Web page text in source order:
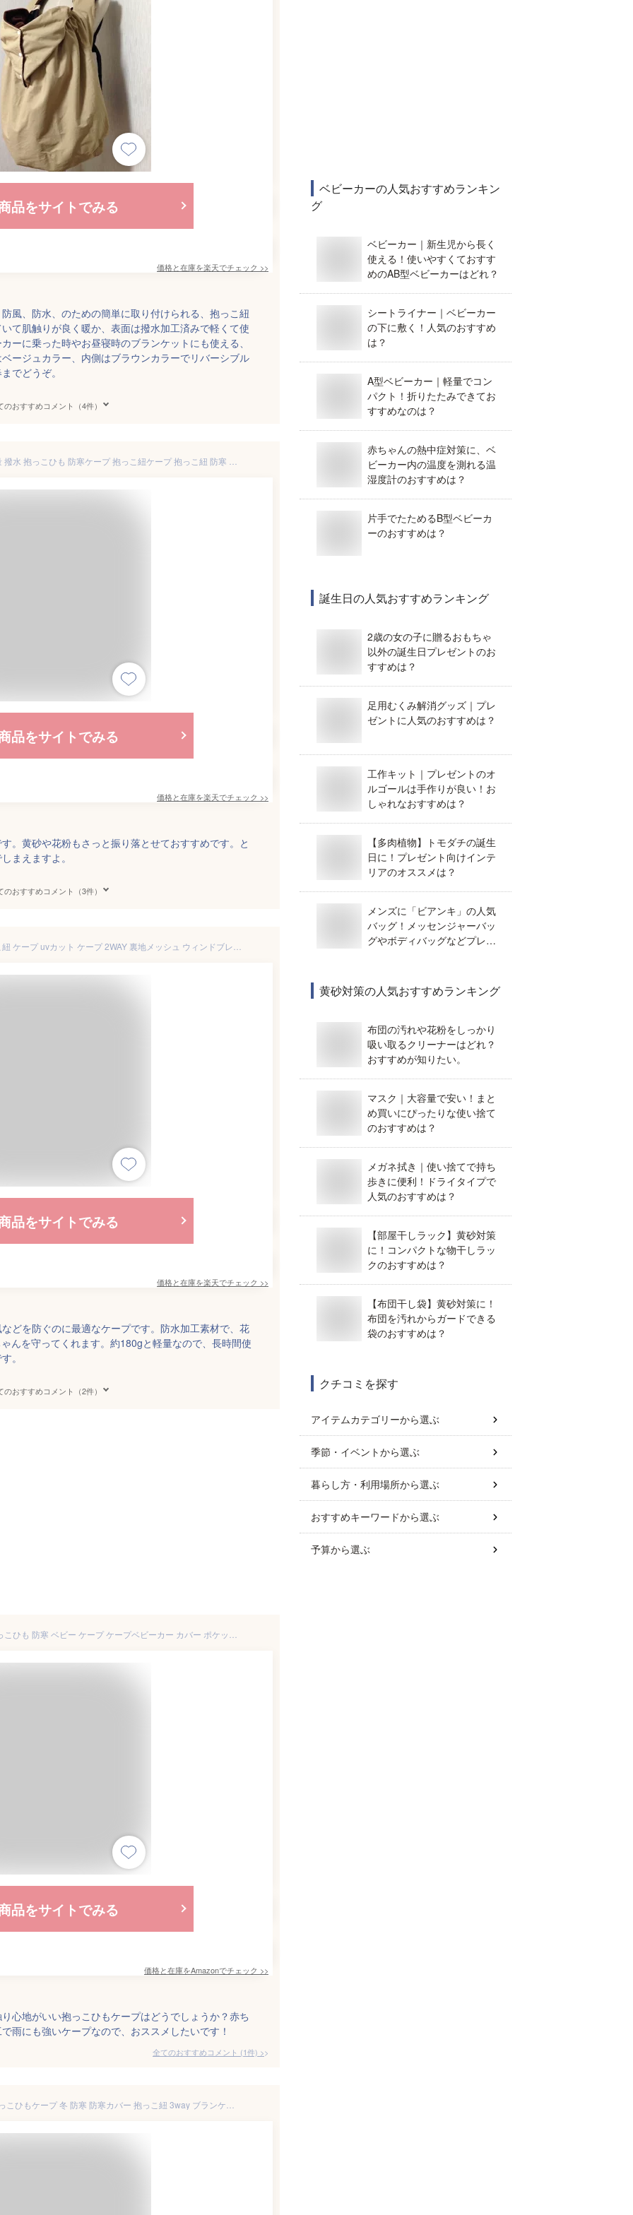
品をサイトでみる
価格と在庫を楽天でチェック >>
風、防水、のための簡単に取り付けられる、抱っこ紐
て肌触りが良く暖か、表面は撥水加工済みで軽くて使
ーに乗った時やお昼寝時のブランケットにも使える、
ージュカラー、内側はブラウンカラーでリバーシブル
でどうぞ。
のおすすめコメント（4件）
品をサイトでみる
価格と在庫を楽天でチェック >>
。黄砂や花粉もさっと振り落とせておすすめです。と
まえますよ。
のおすすめコメント（3件）
品をサイトでみる
価格と在庫を楽天でチェック >>
どを防ぐのに最適なケープです。防水加工素材で、花
んを守ってくれます。約180gと軽量なので、長時間使
。
のおすすめコメント（2件）
品をサイトでみる
価格と在庫をAmazonでチェック >>
心地がいい抱っこひもケープはどうでしょうか？赤ち
雨にも強いケープなので、おススメしたいです！
全てのおすすめコメント (1件) >
ベビーカーの人気おすすめランキン
グ
ベビーカー｜新生児から長く
使える！使いやすくておすす
めのAB型ベビーカーはどれ？
シートライナー｜ベビーカー
の下に敷く！人気のおすすめ
は？
A型ベビーカー｜軽量でコン
パクト！折りたたみできてお
すすめなのは？
赤ちゃんの熱中症対策に、ベ
ビーカー内の温度を測れる温
湿度計のおすすめは？
片手でたためるB型ベビーカ
ーのおすすめは？
誕生日の人気おすすめランキング
2歳の女の子に贈るおもちゃ
以外の誕生日プレゼントのお
すすめは？
足用むくみ解消グッズ｜プレ
ゼントに人気のおすすめは？
工作キット｜プレゼントのオ
ルゴールは手作りが良い！お
しゃれなおすすめは？
【多肉植物】トモダチの誕生
日に！プレゼント向けインテ
リアのオススメは？
メンズに「ビアンキ」の人気
バッグ！メッセンジャーバッ
グやボディバッグなどプレゼ
黄砂対策の人気おすすめランキング
布団の汚れや花粉をしっかり
吸い取るクリーナーはどれ？
おすすめが知りたい。
マスク｜大容量で安い！まと
め買いにぴったりな使い捨て
のおすすめは？
メガネ拭き｜使い捨てで持ち
歩きに便利！ドライタイプで
人気のおすすめは？
【部屋干しラック】黄砂対策
に！コンパクトな物干しラッ
クのおすすめは？
【布団干し袋】黄砂対策に！
布団を汚れからガードできる
袋のおすすめは？
クチコミを探す
アイテムカテゴリーから選ぶ
季節・イベントから選ぶ
暮らし方・利用場所から選ぶ
おすすめキーワードから選ぶ
予算から選ぶ